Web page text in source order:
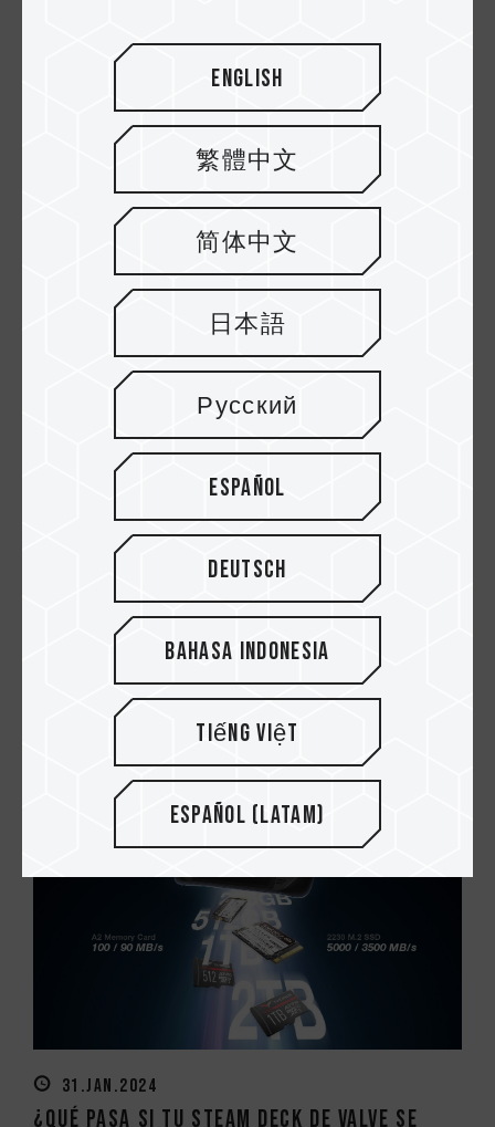
08.APR.2024
¿Acabas de actualizar tu memoria RAM
23.MAR.2024
¿Cuál es la clasificación IP de protección
contra el agua y el polvo?
31.JAN.2024
¿Qué pasa si tu Steam Deck de Valve se
English
繁體中文
简体中文
日本語
Русский
Español
Deutsch
Bahasa Indonesia
Tiếng Việt
Español (Latam)